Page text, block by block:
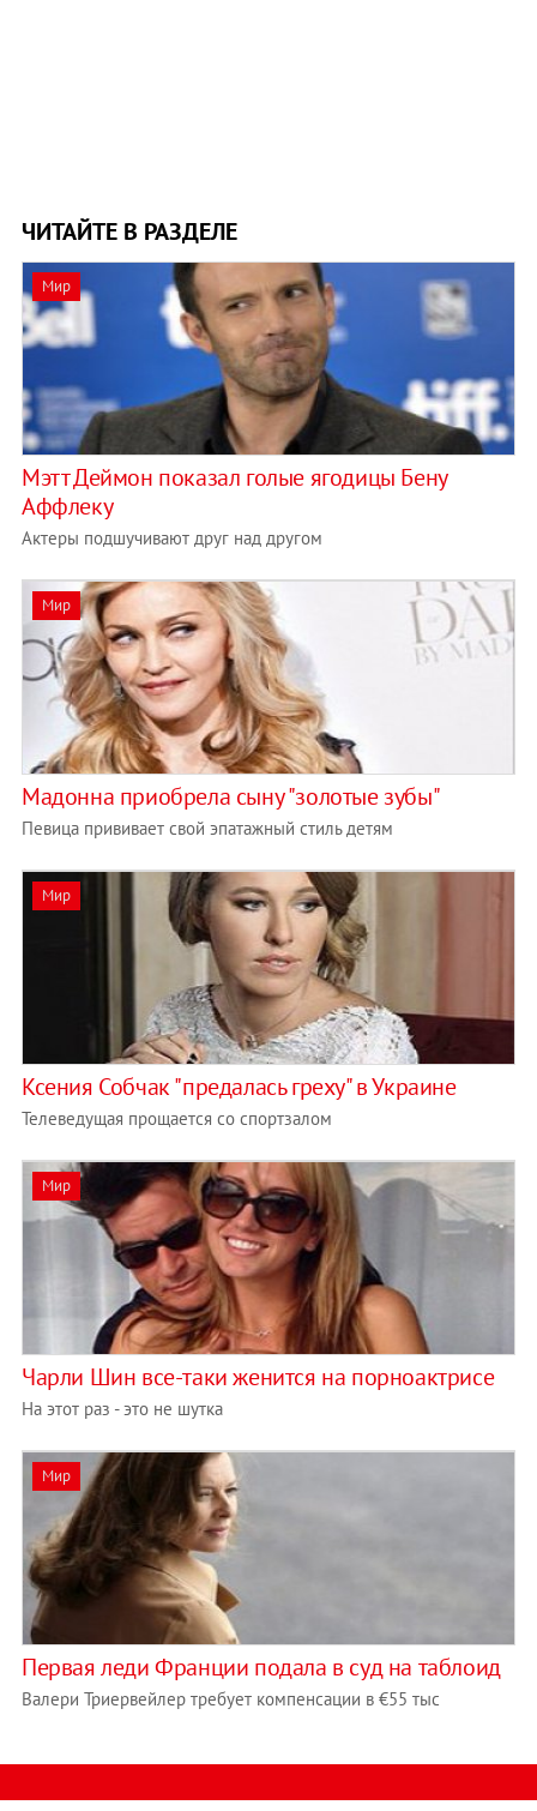
ЧИТАЙТЕ В РАЗДЕЛЕ
Мир
Мэтт Деймон показал голые ягодицы Бену
Аффлеку
Актеры подшучивают друг над другом
Мир
Мадонна приобрела сыну "золотые зубы"
Певица прививает свой эпатажный стиль детям
Мир
Ксения Собчак "предалась греху" в Украине
Телеведущая прощается со спортзалом
Мир
Чарли Шин все-таки женится на порноактрисе
На этот раз - это не шутка
Мир
Первая леди Франции подала в суд на таблоид
Валери Триервейлер требует компенсации в €55 тыс